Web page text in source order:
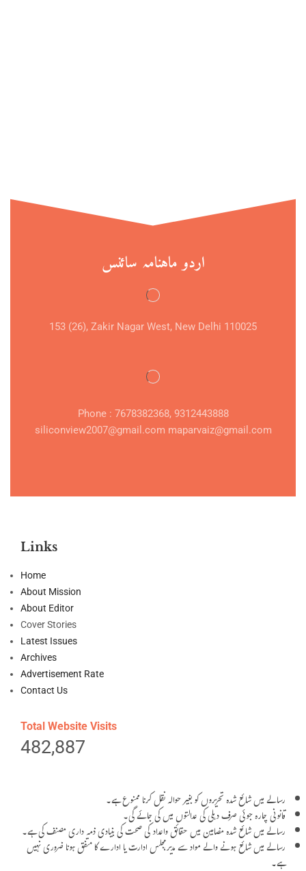
اردو ماہنامہ سائنس
153 (26), Zakir Nagar West, New Delhi 110025
Phone : 7678382368, 9312443888
siliconview2007@gmail.com maparvaiz@gmail.com
Links
Home
About Mission
About Editor
Cover Stories
Latest Issues
Archives
Advertisement Rate
Contact Us
Total Website Visits
482,887
رسالے میں شائع شدہ تحریروں کو بغیر حوالہ نقل کرنا ممنوع ہے۔
قانونی چارہ جوئی صرف دہلی کی عدالتوں میں کی جائے گی۔
رسالے میں شائع شدہ مضامین میں حقائق واعداد کی صحت کی بنیادی ذمہ داری مصنف کی ہے۔
رسالے میں شائع ہونے والے مواد سے مدیر،مجلس ادارت یا ادارے کا متفق ہونا ضروری نہیں
ہے۔